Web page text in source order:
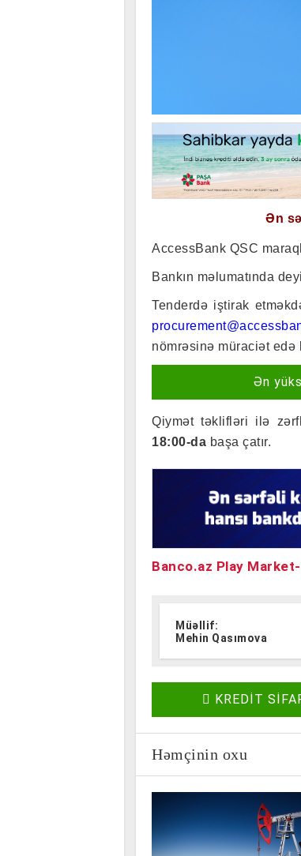
Ən
AccessBank QSC
Bankın məlumatında
Tenderdə iştirak
nömrəsinə müraciət edə
Ən
Qiymət təklifləri ilə
18:00-da başa çatır.
Banco.az Play
Müəllif:
Mehin Qasımova
KREDİT
Həmçinin oxu